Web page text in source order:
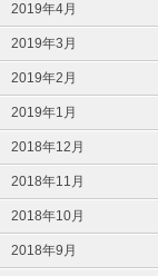
2019年4月
2019年3月
2019年2月
2019年1月
2018年12月
2018年11月
2018年10月
2018年9月